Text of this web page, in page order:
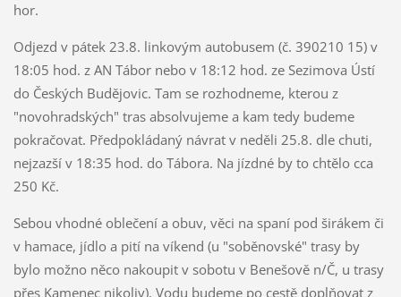
hor.
Odjezd v pátek 23.8. linkovým autobusem (č. 390210 15) v
18:05 hod. z AN Tábor nebo v 18:12 hod. ze Sezimova Ústí
do Českých Budějovic. Tam se rozhodneme, kterou z
"novohradských" tras absolvujeme a kam tedy budeme
pokračovat. Předpokládaný návrat v neděli 25.8. dle chuti,
nejzazší v 18:35 hod. do Tábora. Na jízdné by to chtělo cca
250 Kč.
Sebou vhodné oblečení a obuv, věci na spaní pod širákem či
v hamace, jídlo a pití na víkend (u "soběnovské" trasy by
bylo možno něco nakoupit v sobotu v Benešově n/Č, u trasy
přes Kamenec nikoliv). Vodu budeme po cestě doplňovat z